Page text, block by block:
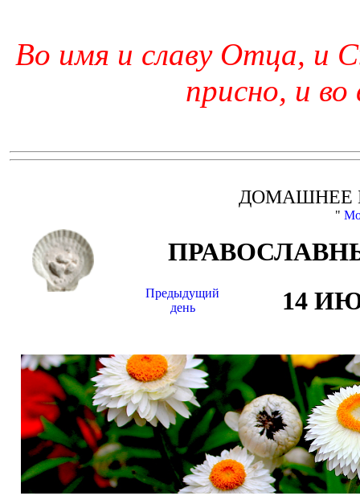
Во имя и славу Отца, и
присно, и во
ДОМАШНЕЕ
"
Предыдущий
день
14